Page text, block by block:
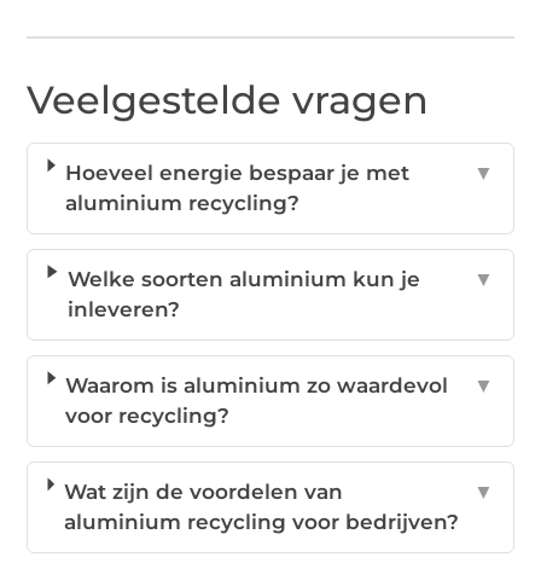
Veelgestelde vragen
Hoeveel energie bespaar je met
aluminium recycling?
▼
Welke soorten aluminium kun je
inleveren?
▼
Waarom is aluminium zo waardevol
voor recycling?
▼
Wat zijn de voordelen van
aluminium recycling voor bedrijven?
▼